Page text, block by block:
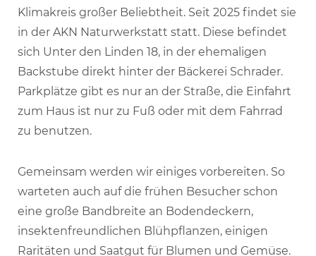
Klimakreis großer Beliebtheit. Seit 2025 findet sie
in der AKN Naturwerkstatt statt. Diese befindet
sich Unter den Linden 18, in der ehemaligen
Backstube direkt hinter der Bäckerei Schrader.
Parkplätze gibt es nur an der Straße, die Einfahrt
zum Haus ist nur zu Fuß oder mit dem Fahrrad
zu benutzen.
Gemeinsam werden wir einiges vorbereiten. So
warteten auch auf die frühen Besucher schon
eine große Bandbreite an Bodendeckern,
insektenfreundlichen Blühpflanzen, einigen
Raritäten und Saatgut für Blumen und Gemüse.